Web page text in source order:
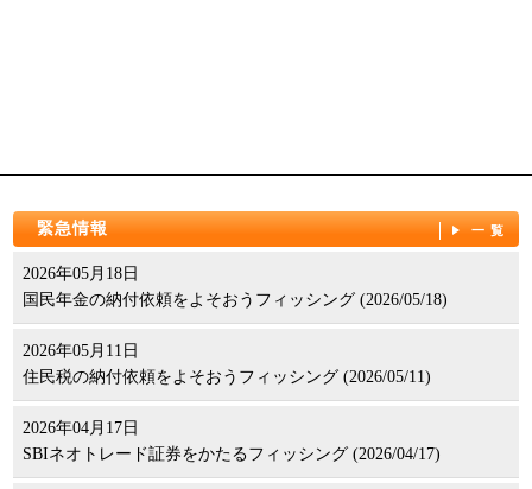
緊急情報 一覧
2026年05月18日
国民年金の納付依頼をよそおうフィッシング (2026/05/18)
2026年05月11日
住民税の納付依頼をよそおうフィッシング (2026/05/11)
2026年04月17日
SBIネオトレード証券をかたるフィッシング (2026/04/17)